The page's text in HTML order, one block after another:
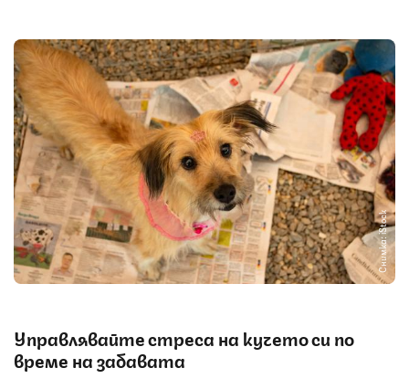
Снимка: iStock
Управлявайте стреса на кучето си по
време на забавата